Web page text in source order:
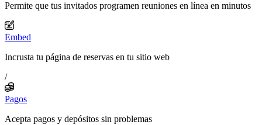
Permite que tus invitados programen reuniones en línea en minutos
Embed
Incrusta tu página de reservas en tu sitio web
/
Pagos
Acepta pagos y depósitos sin problemas